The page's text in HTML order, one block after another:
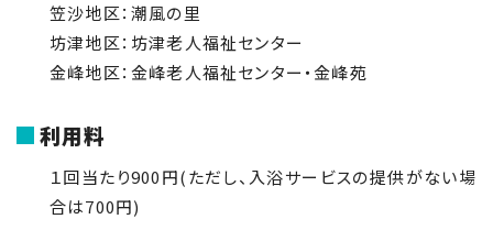
笠沙地区：潮風の里
坊津地区：坊津老人福祉センター
金峰地区：金峰老人福祉センター・金峰苑
利用料
１回当たり900円(ただし、入浴サービスの提供がない場
合は700円)